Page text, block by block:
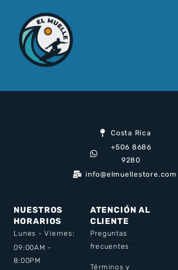
Costa Rica
+506 8686
9280
info@elmuellestore.com
NUESTROS
HORARIOS
Lunes - Viernes:
09:00AM -
8:00PM
ATENCIÓN AL
CLIENTE
Preguntas
frecuentes
Términos y